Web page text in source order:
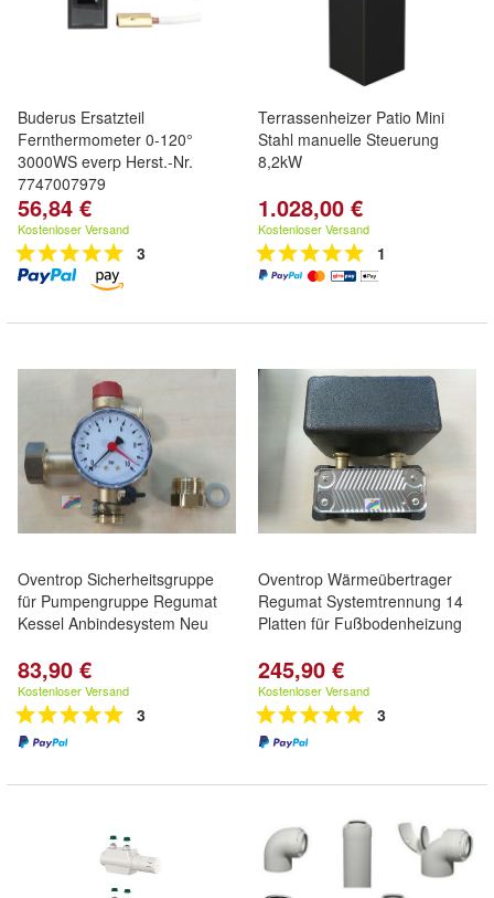
Buderus Ersatzteil
Fernthermometer 0-120°
3000WS everp Herst.-Nr.
7747007979
56,84 €
Kostenloser Versand
3
Terrassenheizer Patio Mini
Stahl manuelle Steuerung
8,2kW
1.028,00 €
Kostenloser Versand
1
Oventrop Sicherheitsgruppe
für Pumpengruppe Regumat
Kessel Anbindesystem Neu
83,90 €
Kostenloser Versand
3
Oventrop Wärmeübertrager
Regumat Systemtrennung 14
Platten für Fußbodenheizung
245,90 €
Kostenloser Versand
3